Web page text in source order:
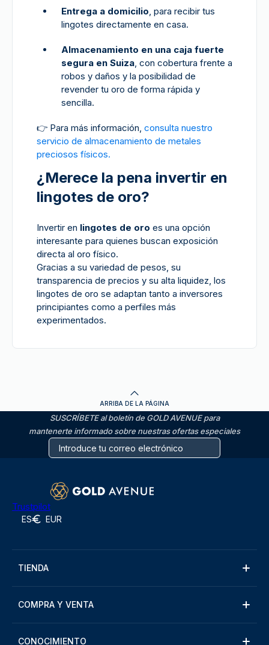
Entrega a domicilio, para recibir tus
lingotes directamente en casa.
Almacenamiento en una caja fuerte
segura en Suiza, con cobertura frente a
robos y daños y la posibilidad de
revender tu oro de forma rápida y
sencilla.
👉 Para más información, consulta nuestro
servicio de almacenamiento de metales
preciosos físicos.
¿Merece la pena invertir en
lingotes de oro?
Invertir en lingotes de oro es una opción
interesante para quienes buscan exposición
directa al oro físico.
Gracias a su variedad de pesos, su
transparencia de precios y su alta liquidez, los
lingotes de oro se adaptan tanto a inversores
principiantes como a perfiles más
experimentados.
ARRIBA DE LA PÁGINA
SUSCRÍBETE al boletín de GOLD AVENUE para
mantenerte informado sobre nuestras ofertas especiales
Trustpilot
ES EUR
TIENDA
COMPRA Y VENTA
CONOCIMIENTO